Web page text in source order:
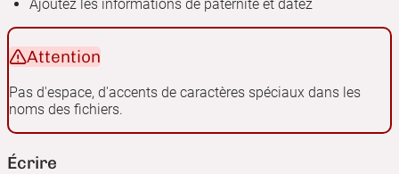
Ajoutez les informations de paternité et datez
Attention
Pas d'espace, d'accents de caractères spéciaux dans les
noms des fichiers.
Écrire